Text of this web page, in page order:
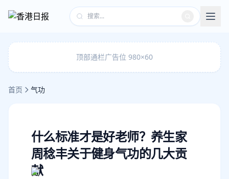
顶部通栏广告位 980×60
首页 气功
什么标准才是好老师？养生家
周稔丰关于健身气功的几大贡
献